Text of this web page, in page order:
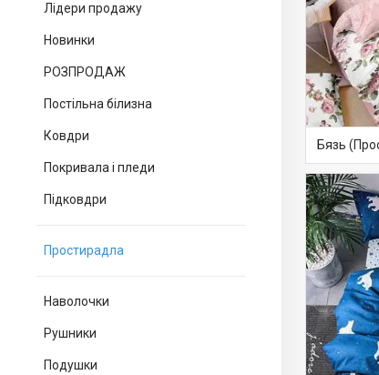
Лідери продажу
Новинки
РОЗПРОДАЖ
Постільна білизна
Ковдри
Покривала і пледи
Підковдри
Простирадла
Наволочки
Рушники
Подушки
Бязь